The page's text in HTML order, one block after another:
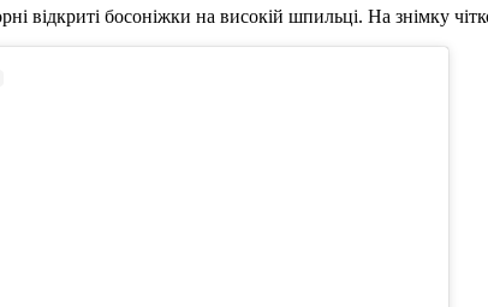
відкриті босоніжки на високій шпильці. На знімку